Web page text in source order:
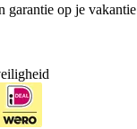
garantie op je vakantie